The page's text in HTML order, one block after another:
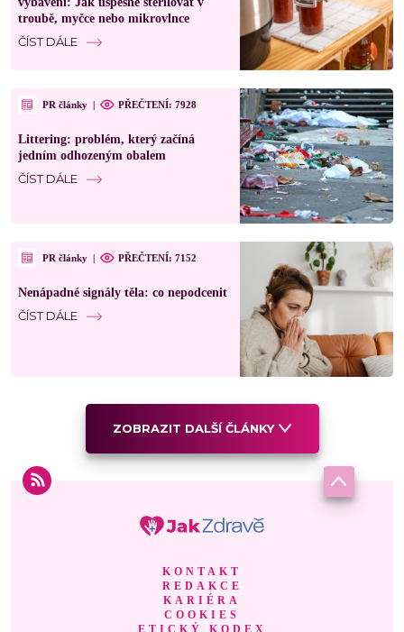
troubě, myčce nebo mikrovlnce
ČÍST DÁLE
PR články | PŘEČTENÍ: 7928
Littering: problém, který začíná
jedním odhozeným obalem
ČÍST DÁLE
PR články | PŘEČTENÍ: 7152
Nenápadné signály těla: co nepodcenit
ČÍST DÁLE
ZOBRAZIT DALŠÍ ČLÁNKY
KONTAKT
REDAKCE
KARIÉRA
COOKIES